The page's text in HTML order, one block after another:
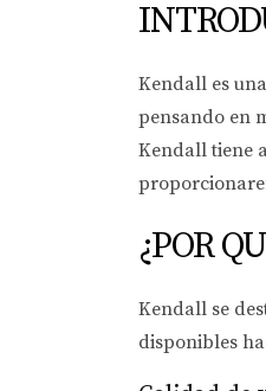
Kendall es
pensando en
Kendall tiene
¿POR
Kendall se
disponibles